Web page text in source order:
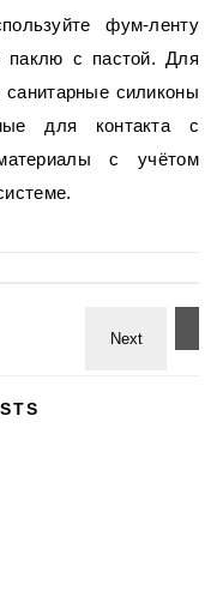
фум-ленту
паклю с пастой. Для
санитарные силиконы
для контакта с
с учётом